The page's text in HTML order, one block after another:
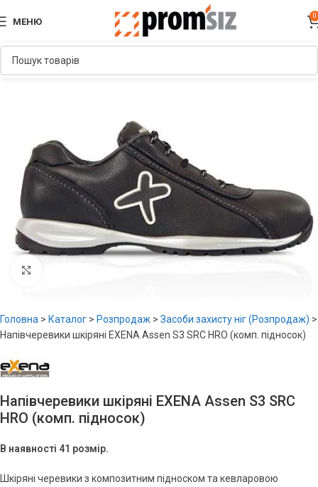
МЕНЮ
0
Головна > Каталог > Розпродаж > Засоби захисту ніг (Розпродаж) >
Напівчеревики шкіряні EXENA Assen S3 SRC HRO (комп. підносок)
Напівчеревики шкіряні EXENA Assen S3 SRC
HRO (комп. підносок)
В наявності 41 розмір.
Шкіряні черевики з композитним підноском та кевларовою